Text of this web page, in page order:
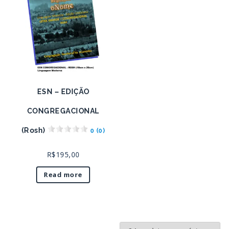
ESN – EDIÇÃO
CONGREGACIONAL
(Rosh) 0 (0)
R$195,00
Read more